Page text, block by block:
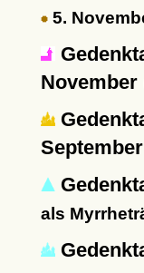
5.
November
September
als